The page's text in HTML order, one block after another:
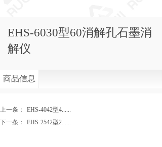
EHS-6030型60消解孔石墨消
解仪
商品信息
上一条：
EHS-4042型4......
下一条：
EHS-2542型2......